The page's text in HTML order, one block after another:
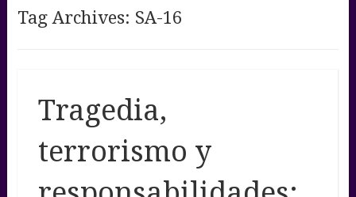
Tag Archives: SA-16
Tragedia,
terrorismo y